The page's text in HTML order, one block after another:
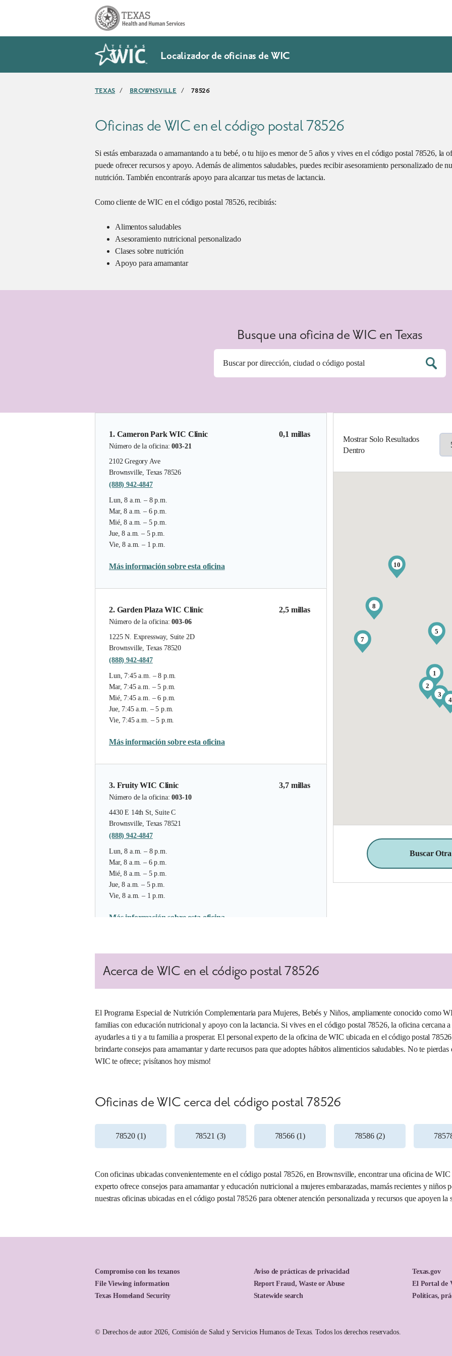
Localizador de oficinas de WIC
TEXAS / BROWNSVILLE / 78526
Oficinas de WIC en el código postal 78526
Si estás embarazada o amamantando a tu bebé, o tu hijo es menor de 5 años y vives en el código postal 78526,
puede ofrecer recursos y apoyo. Además de alimentos saludables, puedes recibir asesoramiento personalizado de
nutrición. También encontrarás apoyo para alcanzar tus metas de lactancia.
Como cliente de WIC en el código postal 78526, recibirás:
Alimentos saludables
Asesoramiento nutricional personalizado
Clases sobre nutrición
Apoyo para amamantar
Busque una oficina de WIC en Texas
0,1 millas
1. Cameron Park WIC Clinic
Número de la oficina:003-21
2102 Gregory Ave
Brownsville, Texas 78526
(888) 942-4847
Lun, 8 a.m. – 8 p.m.
Mar, 8 a.m. – 6 p.m.
Mié, 8 a.m. – 5 p.m.
Jue, 8 a.m. – 5 p.m.
Vie, 8 a.m. – 1 p.m.
Más información sobre esta oficina
2,5 millas
2. Garden Plaza WIC Clinic
Número de la oficina:003-06
1225 N. Expressway, Suite 2D
Brownsville, Texas 78520
(888) 942-4847
Lun, 7:45 a.m. – 8 p.m.
Mar, 7:45 a.m. – 5 p.m.
Mié, 7:45 a.m. – 6 p.m.
Jue, 7:45 a.m. – 5 p.m.
Vie, 7:45 a.m. – 5 p.m.
Más información sobre esta oficina
3,7 millas
3. Fruity WIC Clinic
Número de la oficina:003-10
4430 E 14th St, Suite C
Brownsville, Texas 78521
(888) 942-4847
Lun, 8 a.m. – 8 p.m.
Mar, 8 a.m. – 6 p.m.
Mié, 8 a.m. – 5 p.m.
Jue, 8 a.m. – 5 p.m.
Vie, 8 a.m. – 1 p.m.
Más información sobre esta oficina
Número de la oficina:003-02
1204 Jose Colunga Jr. St
(888) 942-4847
Lun, 7:45 a.m. – 8 p.m.
Mar, 7:45 a.m. – 5 p.m.
Mié, 7:45 a.m. – 6 p.m.
Jue, 7:45 a.m. – 5 p.m.
7 millas
5. Los Fresnos WIC Clinic
Número de la oficina:
003-11
Los Fresnos, Texas 78566
(888) 942-4847
Lun, 8 a.m. – 8 p.m.
Jue, 8 a.m. – 5 p.m.
Más información sobre esta oficina
Mostrar Solo Resultados
Dentro
1
2
3
4
5
7
8
10
Buscar
Acerca de WIC en el código postal 78526
El Programa Especial de Nutrición Complementaria para Mujeres, Bebés y Niños, ampliamente conocido como
familias con educación nutricional y apoyo con la lactancia. Si vives en el código postal 78526, la oficina cercana
ayudarles a ti y a tu familia a prosperar. El personal experto de la oficina de WIC ubicada en el código postal
brindarte consejos para amamantar y darte recursos para que adoptes hábitos alimenticios saludables. No te
WIC te ofrece; ¡visítanos hoy mismo!
Oficinas de WIC cerca del código postal 78526
78520 (1) 78521 (3) 78566 (1) 78586 (2)
Con oficinas ubicadas convenientemente en el código postal 78526, en Brownsville, encontrar una oficina de
experto ofrece consejos para amamantar y educación nutricional a mujeres embarazadas, mamás recientes y niños
nuestras oficinas ubicadas en el código postal 78526 para obtener atención personalizada y recursos que apoyen
Compromiso con los texanos
File Viewing information
Texas Homeland Security
Aviso de prácticas de privacidad
Report Fraud, Waste or Abuse
Statewide search
Texas.gov
El Portal de
Políticas,
© Derechos de autor 2026, Comisión de Salud y Servicios Humanos de Texas. Todos los derechos reservados.